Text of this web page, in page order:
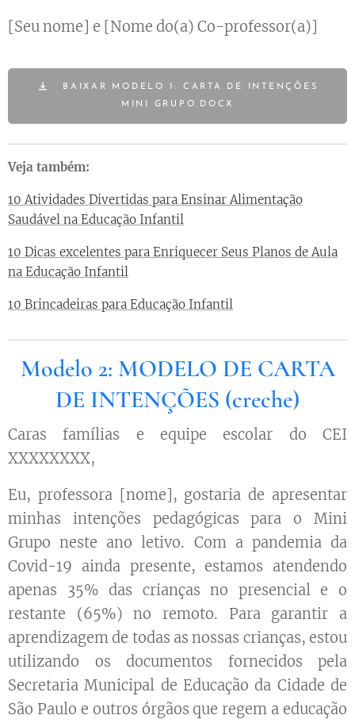
[Seu nome] e [Nome do(a) Co-professor(a)]
BAIXAR MODELO 1: CARTA DE INTENÇÕES
MINI GRUPO.DOCX
Veja também:
10 Atividades Divertidas para Ensinar Alimentação
Saudável na Educação Infantil
10 Dicas excelentes para Enriquecer Seus Planos de Aula
na Educação Infantil
10 Brincadeiras para Educação Infantil
Modelo 2: MODELO DE CARTA
DE INTENÇÕES (creche)
Caras famílias e equipe escolar do CEI
XXXXXXXX,
Eu, professora [nome], gostaria de apresentar
minhas intenções pedagógicas para o Mini
Grupo neste ano letivo. Com a pandemia da
Covid-19 ainda presente, estamos atendendo
apenas 35% das crianças no presencial e o
restante (65%) no remoto. Para garantir a
aprendizagem de todas as nossas crianças, estou
utilizando os documentos fornecidos pela
Secretaria Municipal de Educação da Cidade de
São Paulo e outros órgãos que regem a educação